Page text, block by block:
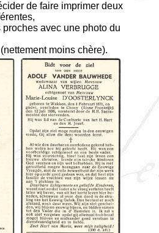
de faire imprimer deux
avec une photo du
moins chère).